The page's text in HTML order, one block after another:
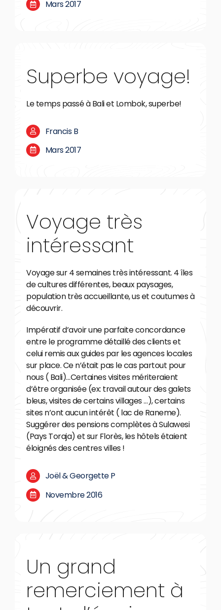
Mars 2017
Superbe voyage!
Le temps passé à Bali et Lombok, superbe!
Francis B
Mars 2017
Voyage très
intéressant
Voyage sur 4 semaines très intéressant. 4 îles
de cultures différentes, beaux paysages,
population très accueillante, us et coutumes à
découvrir.
Impératif d’avoir une parfaite concordance
entre le programme détaillé des clients et
celui remis aux guides par les agences locales
sur place. Ce n’était pas le cas partout pour
nous ( Bali)…Certaines visites mériteraient
d’être organisée (ex: travail autour des galets
bleus, visites de certains villages …), certains
sites n’ont aucun intérêt ( lac de Raneme).
Suggérer des pensions complètes à Sulawesi
(Pays Toraja) et sur Florès, les hôtels étaient
éloignés des centres villes !
Joël & Georgette P
Novembre 2016
Un grand
remerciement à